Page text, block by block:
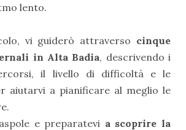
lento.
vi guiderò attraverso cinque
in Alta Badia, descrivendo i
il livello di difficoltà e le
aiutarvi a pianificare al meglio le
e preparatevi a scoprire la